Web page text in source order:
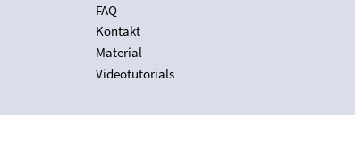
FAQ
Kontakt
Material
Videotutorials